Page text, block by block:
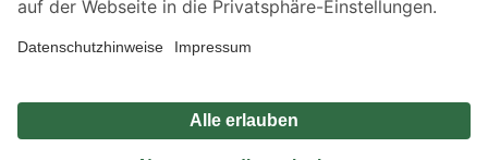
Umständen nicht in allen Märkten verfügbar. Die angegebenen Verfügbarkeiten beziehen
Produkte nur solange der Vorrat reicht.
*Paketversand ab 59 € versandkostenfrei, gilt nicht für Artikel mit Speditionsversand, hier
Privatsphäre Impressum
Nutzungsbedingungen
Widerrufsrecht
Vertrag widerrufen